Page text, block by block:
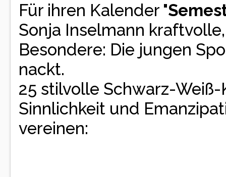
Für ihren Kalender "
Sonja Inselmann
Besondere: Die jungen
nackt.
25 stilvolle Schwarz-
Sinnlichkeit und
vereinen: